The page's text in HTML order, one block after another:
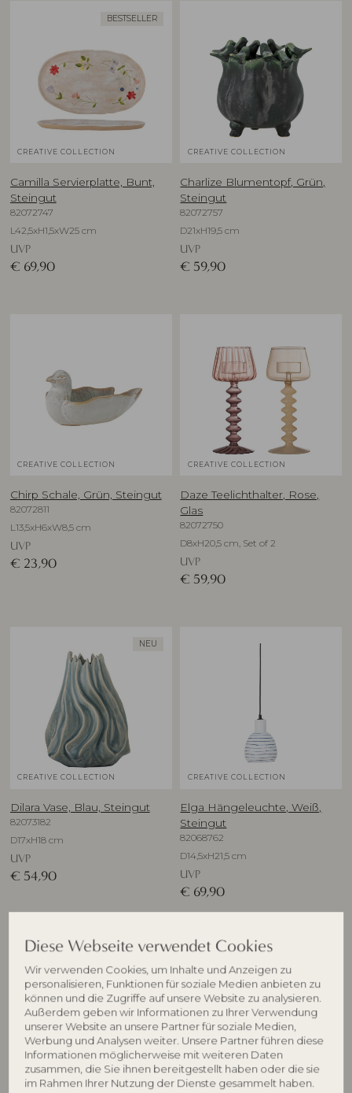
Diese Webseite verwendet Cookies
Wir verwenden Cookies, um Inhalte und Anzeigen zu
personalisieren, Funktionen für soziale Medien anbieten zu
können und die Zugriffe auf unsere Website zu analysieren.
Außerdem geben wir Informationen zu Ihrer Verwendung
unserer Website an unsere Partner für soziale Medien,
Werbung und Analysen weiter. Unsere Partner führen diese
Informationen möglicherweise mit weiteren Daten
zusammen, die Sie ihnen bereitgestellt haben oder die sie
im Rahmen Ihrer Nutzung der Dienste gesammelt haben.
BESTSELLER
CREATIVE COLLECTION
Camilla Servierplatte, Bunt,
Steingut
82072747
L42,5xH1,5xW25 cm
UVP
€ 69,90
CREATIVE COLLECTION
Charlize Blumentopf, Grün,
Steingut
82072757
D21xH19,5 cm
UVP
€ 59,90
CREATIVE COLLECTION
Chirp Schale, Grün, Steingut
82072811
L13,5xH6xW8,5 cm
UVP
€ 23,90
CREATIVE COLLECTION
Daze Teelichthalter, Rose,
Glas
82072750
D8xH20,5 cm, Set of 2
UVP
€ 59,90
NEU
CREATIVE COLLECTION
Dilara Vase, Blau, Steingut
82073182
D17xH18 cm
UVP
€ 54,90
CREATIVE COLLECTION
Elga Hängeleuchte, Weiß,
Steingut
82068762
D14,5xH21,5 cm
UVP
€ 69,90
CREATIVE COLLECTION CREATIVE COLLECTION